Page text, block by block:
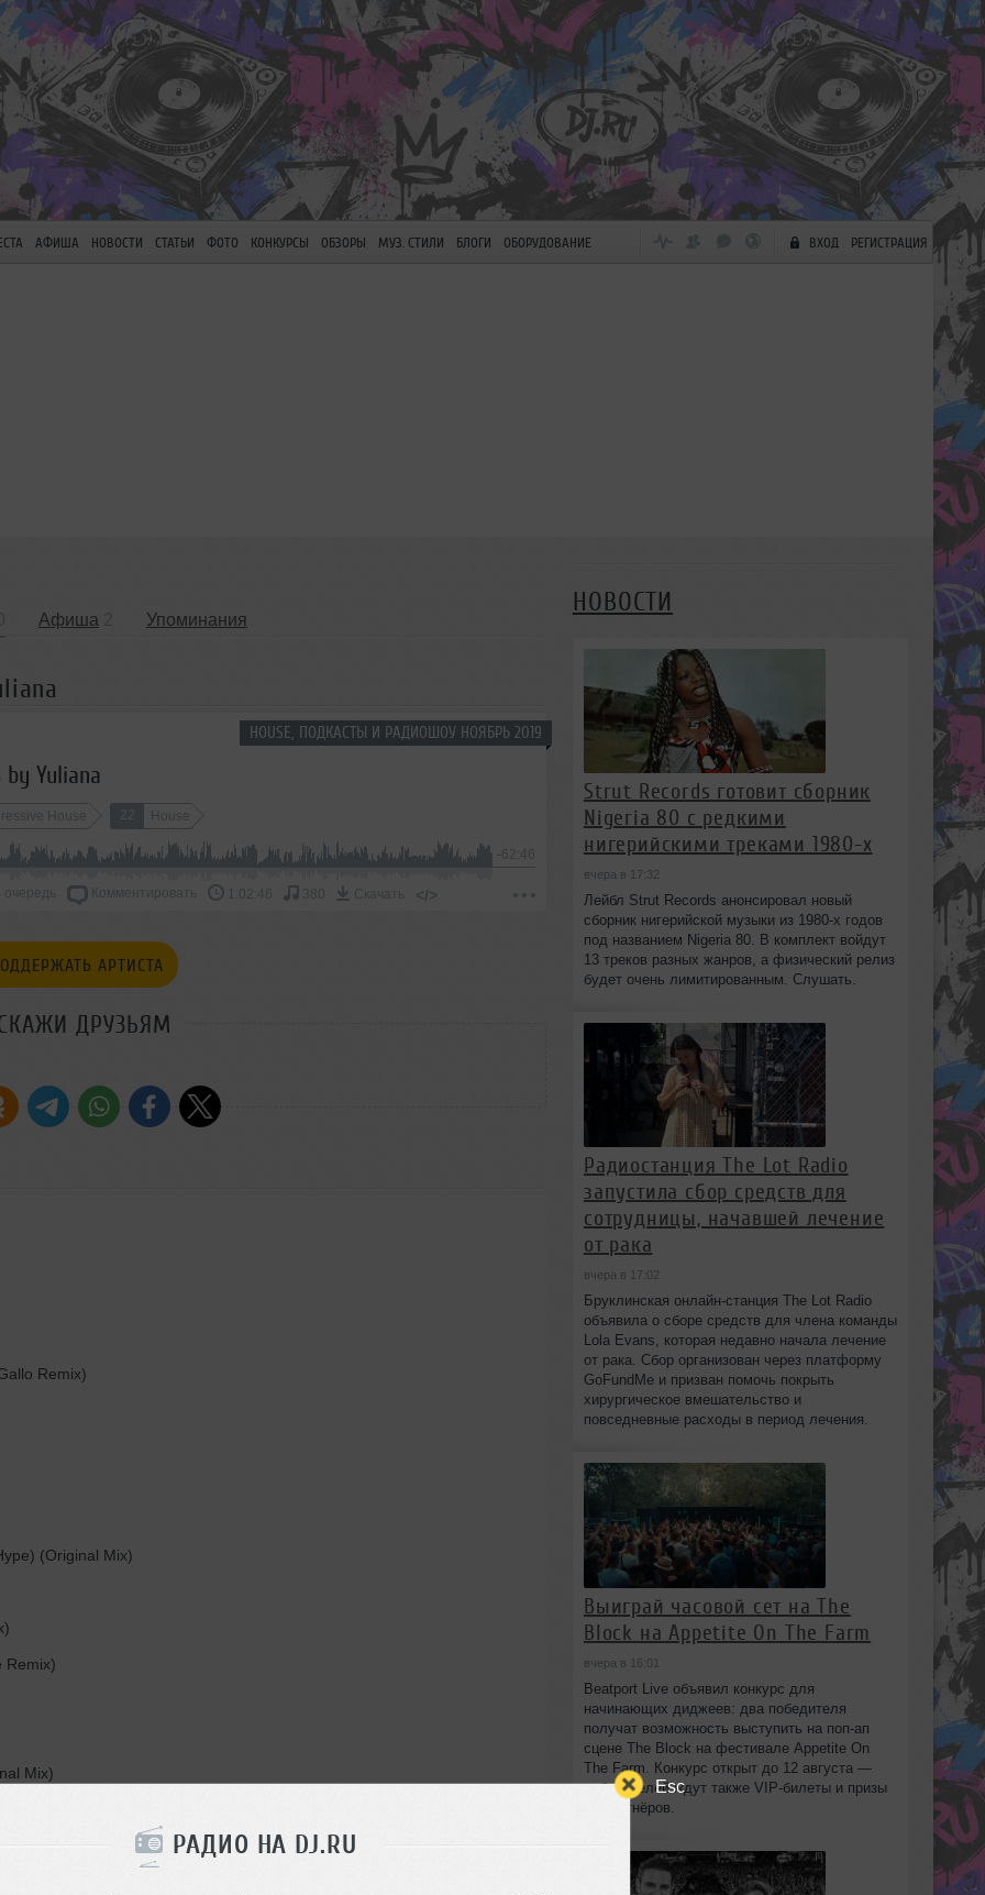
Esc
РАДИО НА DJ.RU
АФИША НОВОСТИ СТАТЬИ ФОТО КОНКУРСЫ ОБЗОРЫ МУЗ. СТИЛИ БЛОГИ ОБОРУДОВАНИЕ ВХОД РЕГИСТРАЦИЯ
Афиша Упоминания
HOUSE, ПОДКАСТЫ И РАДИОШОУ НОЯБРЬ 2019
Yuliana
House 22 House
-62:46
В очередь Комментировать 1:02:46 380 Скачать </>
АРТИСТА
ДРУЗЬЯМ
Remix)
(Original Mix)
Remix)
Mix)
НОВОСТИ
Strut Records готовит сборник
Nigeria 80 с редкими
нигерийскими треками 1980-х
вчера в 17:32
Лейбл Strut Records анонсировал новый
сборник нигерийской музыки из 1980-х годов
под названием Nigeria 80. В комплект войдут
13 треков разных жанров, а физический релиз
будет очень лимитированным. Слушать.
Радиостанция The Lot Radio
запустила сбор средств для
сотрудницы, начавшей лечение
от рака
вчера в 17:02
Бруклинская онлайн-станция The Lot Radio
объявила о сборе средств для члена команды
Lola Evans, которая недавно начала лечение
от рака. Сбор организован через платформу
GoFundMe и призван помочь покрыть
хирургическое вмешательство и
повседневные расходы в период лечения.
Выиграй часовой сет на The
Block на Appetite On The Farm
вчера в 16:01
Beatport Live объявил конкурс для
начинающих диджеев: два победителя
получат возможность выступить на поп‑ап
сцене The Block на фестивале Appetite On
The Farm. Конкурс открыт до 12 августа —
победителей ждут также VIP‑билеты и призы
от партнёров.